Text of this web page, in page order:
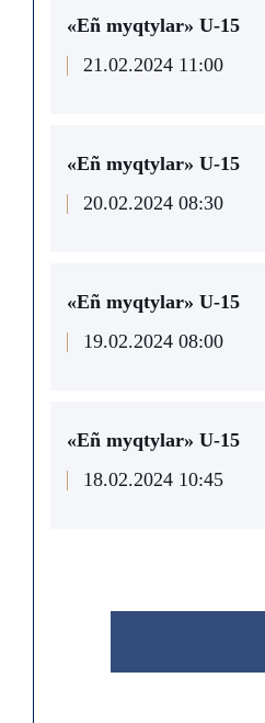
«Eñ myqtylar» U-15
21.02.2024 11:00
«Eñ myqtylar» U-15
20.02.2024 08:30
«Eñ myqtylar» U-15
19.02.2024 08:00
«Eñ myqtylar» U-15
18.02.2024 10:45